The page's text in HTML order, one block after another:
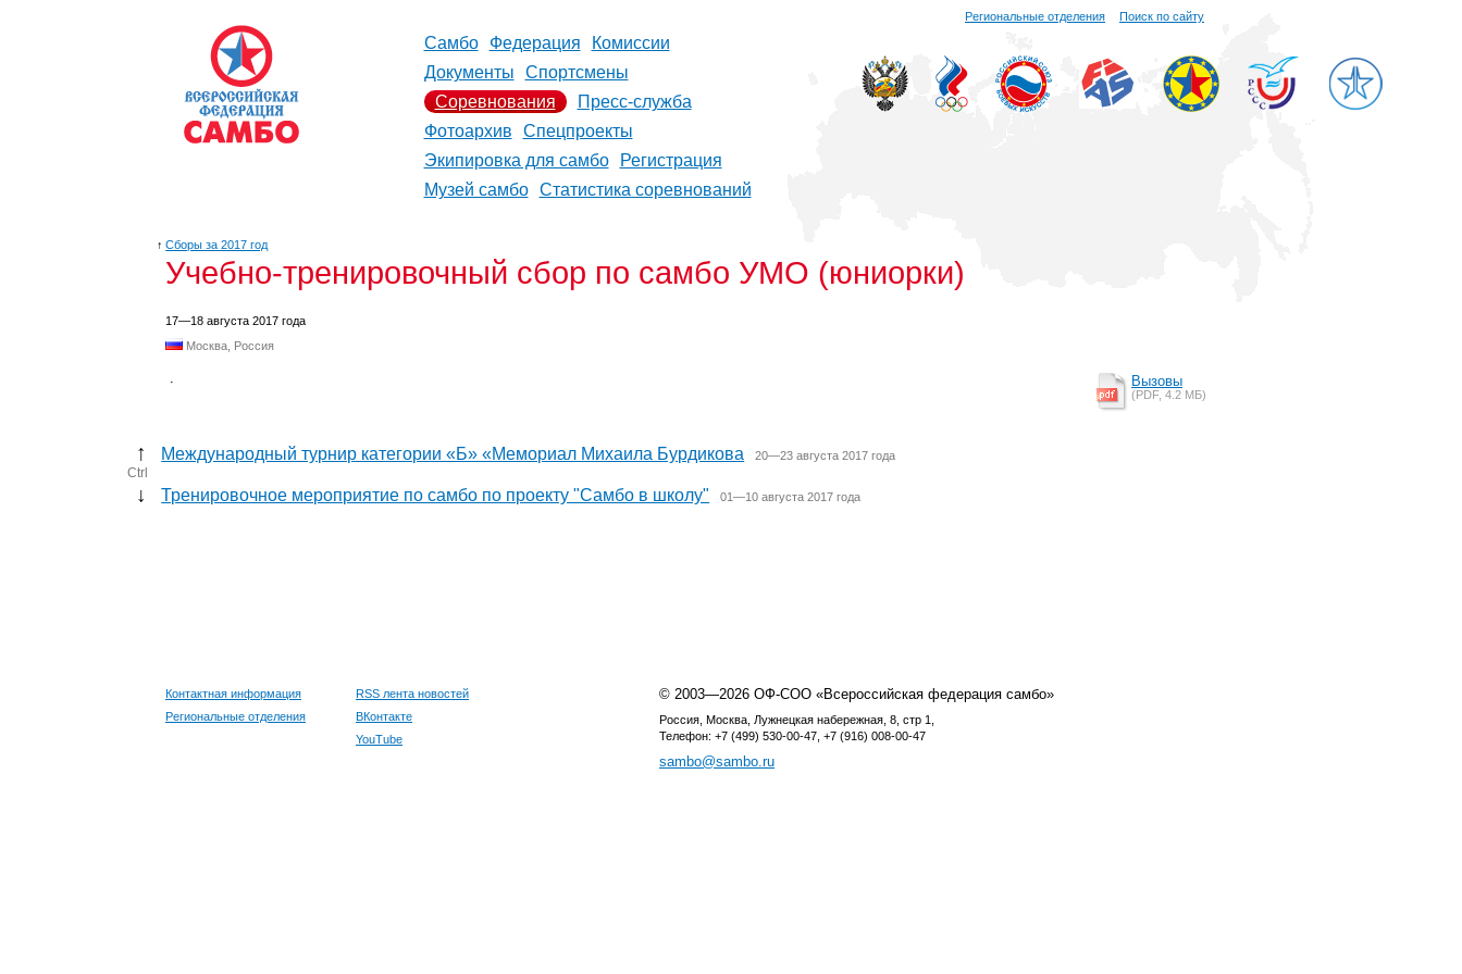
Региональные отделения Поиск по сайту
Самбо Федерация
Комиссии
Документы
Спортсмены
Соревнования
Пресс-служба
Фотоархив
Спецпроекты
Экипировка для самбо
Регистрация
Музей самбо
Статистика соревнований
↑ Сборы за 2017 год
Учебно-тренировочный сбор по самбо УМО (юниорки)
17—18 августа 2017 года
Москва, Россия
. Вызовы
(PDF, 4.2 MБ)
↑ Международный турнир категории «Б» «Мемориал Михаила Бурдикова 20—23 августа 2017 года
Ctrl
↓ Тренировочное мероприятие по самбо по проекту "Самбо в школу" 01—10 августа 2017 года
Контактная информация
Региональные отделения
RSS лента новостей
ВКонтакте
YouTube
© 2003—2026 ОФ-СОО «Всероссийская федерация самбо»
Россия, Москва, Лужнецкая набережная, 8, стр 1,
Телефон: +7 (499) 530-00-47, +7 (916) 008-00-47
sambo@sambo.ru